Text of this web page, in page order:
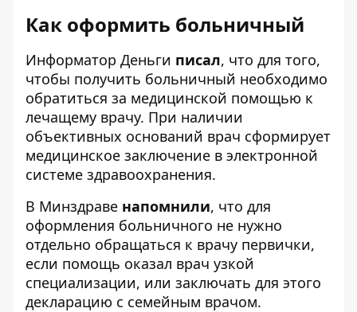
Как оформить больничный
Информатор Деньги писал, что для того,
чтобы получить больничный необходимо
обратиться за медицинской помощью к
лечащему врачу. При наличии
объективных оснований врач сформирует
медицинское заключение в электронной
системе здравоохранения.
В Минздраве напомнили, что для
оформления больничного не нужно
отдельно обращаться к врачу первички,
если помощь оказал врач узкой
специализации, или заключать для этого
декларацию с семейным врачом.